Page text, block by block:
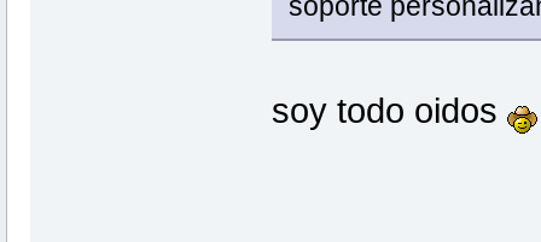
soy todo oidos